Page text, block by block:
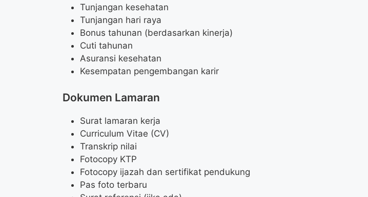
Tunjangan kesehatan
Tunjangan hari raya
Bonus tahunan (berdasarkan kinerja)
Cuti tahunan
Asuransi kesehatan
Kesempatan pengembangan karir
Dokumen Lamaran
Surat lamaran kerja
Curriculum Vitae (CV)
Transkrip nilai
Fotocopy KTP
Fotocopy ijazah dan sertifikat pendukung
Pas foto terbaru